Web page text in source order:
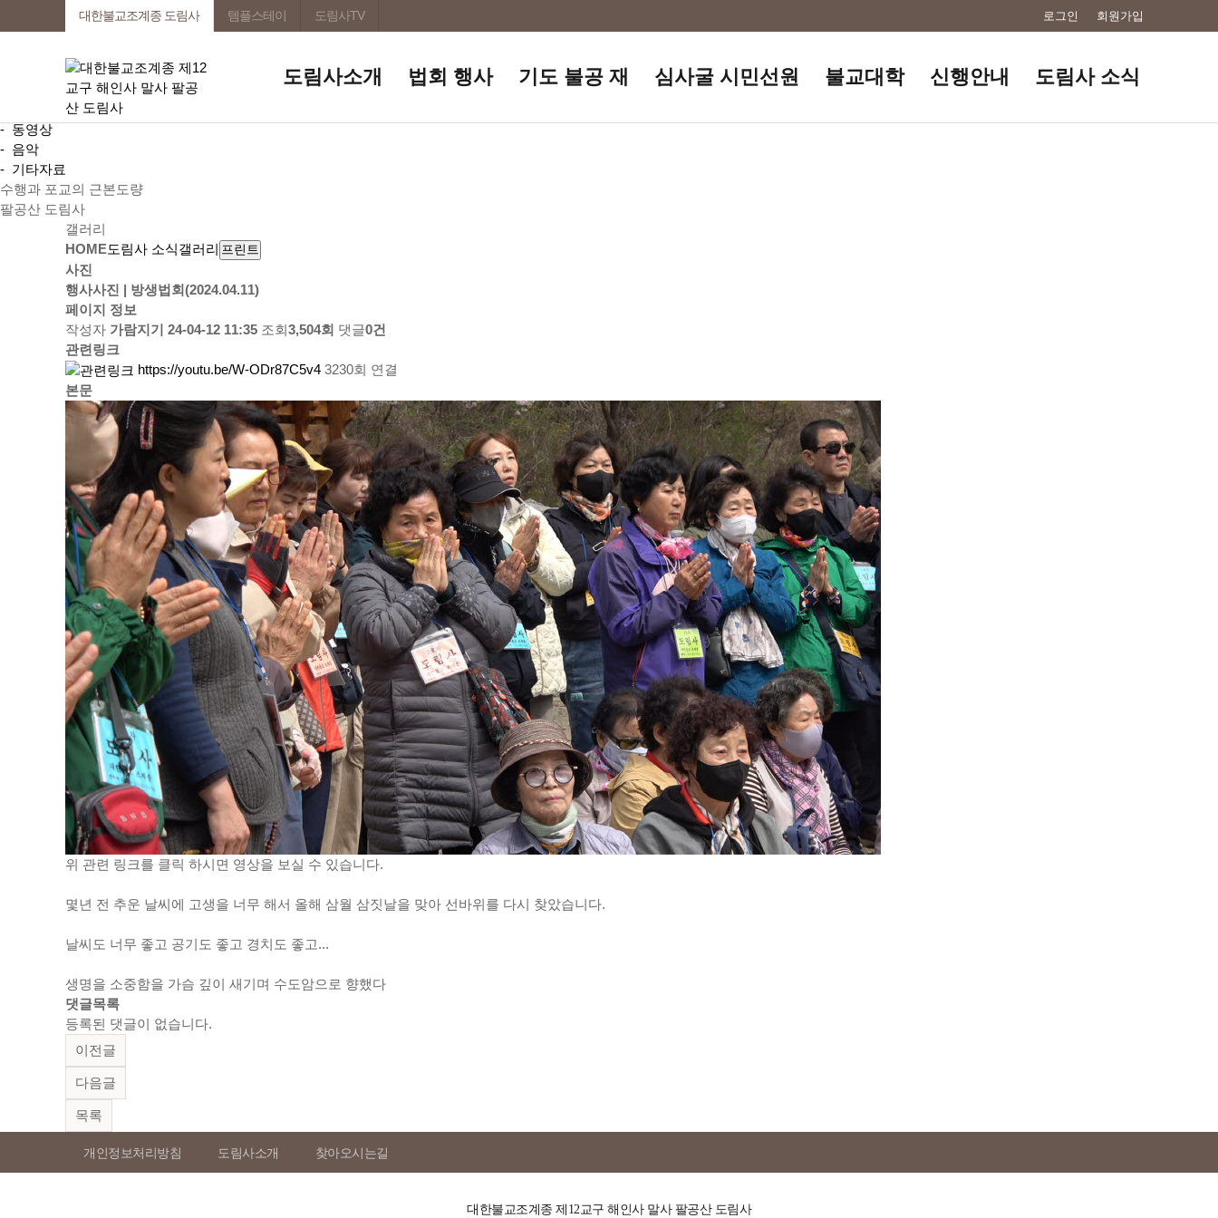
대한불교조계종 도림사 템플스테이 도림사TV 로그인 회원가입
도림사소개 법회 행사 기도 불공 재 심사굴 시민선원 불교대학 신행안내 도림사 소식
공지사항
미디어속 도림사
- 동영상
- 음악
- 기타자료
수행과 포교의 근본도량
팔공산 도림사
갤러리
HOME도림사 소식갤러리 프린트
사진
행사사진 | 방생법회(2024.04.11)
페이지 정보
작성자 가람지기 24-04-12 11:35 조회3,504회 댓글0건
관련링크
https://youtu.be/W-ODr87C5v4 3230회 연결
본문
위 관련 링크를 클릭 하시면 영상을 보실 수 있습니다.
몇년 전 추운 날씨에 고생을 너무 해서 올해 삼월 삼짓날을 맞아 선바위를 다시 찾았습니다.
날씨도 너무 좋고 공기도 좋고 경치도 좋고...
생명을 소중함을 가슴 깊이 새기며 수도암으로 향했다
댓글목록
등록된 댓글이 없습니다.
이전글
다음글
목록
개인정보처리방침 도림사소개 찾아오시는길
대한불교조계종 제12교구 해인사 말사 팔공산 도림사